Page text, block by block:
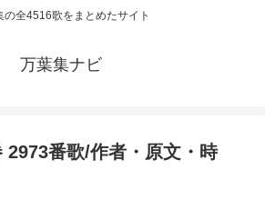
の全4516歌をまとめたサイト
万葉集ナビ
2973番歌/作者・原文・時